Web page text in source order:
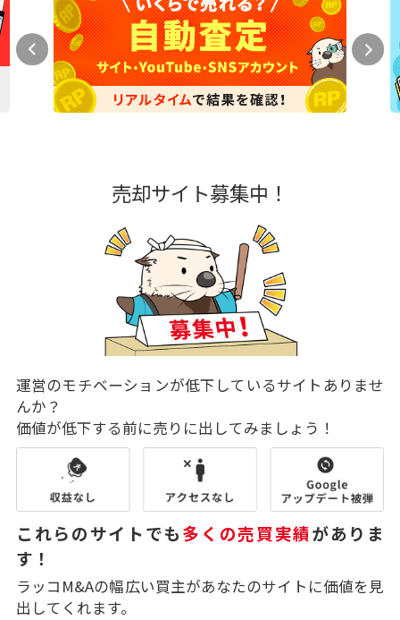
売却サイト募集中！
運営のモチベーションが低下しているサイトありませ
んか？
価値が低下する前に売りに出してみましょう！
これらのサイトでも多くの売買実績がありま
す！
ラッコM&Aの幅広い買主があなたのサイトに価値を見
出してくれます。